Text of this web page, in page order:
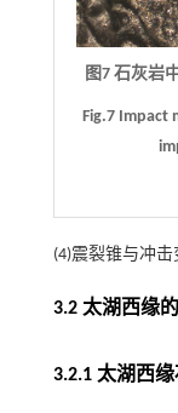
图7 石灰岩
Fig.7 Impact
(4)震裂锥与冲
3.2 太湖西缘
3.2.1 太湖西